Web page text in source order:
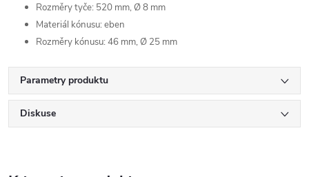
Rozměry tyče: 520 mm, Ø 8 mm
Materiál kónusu: eben
Rozměry kónusu: 46 mm, Ø 25 mm
Parametry produktu
Diskuse